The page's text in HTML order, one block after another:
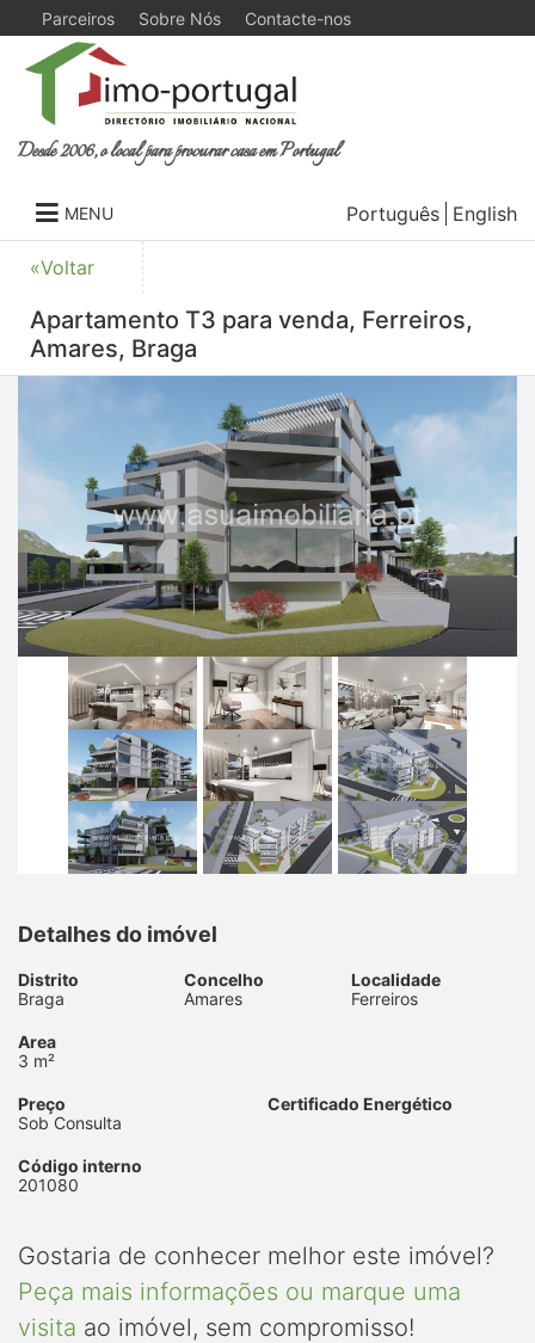
Parceiros Sobre Nós Contacte-nos
Desde 2006, o local para procurar casa em Portugal
MENU Português English
«Voltar
Apartamento T3 para venda, Ferreiros,
Amares, Braga
Detalhes do imóvel
Distrito
Braga
Concelho
Amares
Localidade
Ferreiros
Area
3 m²
Preço
Sob Consulta
Certificado Energético
Código interno
201080
Gostaria de conhecer melhor este imóvel?
Peça mais informações ou marque uma
visita ao imóvel, sem compromisso!